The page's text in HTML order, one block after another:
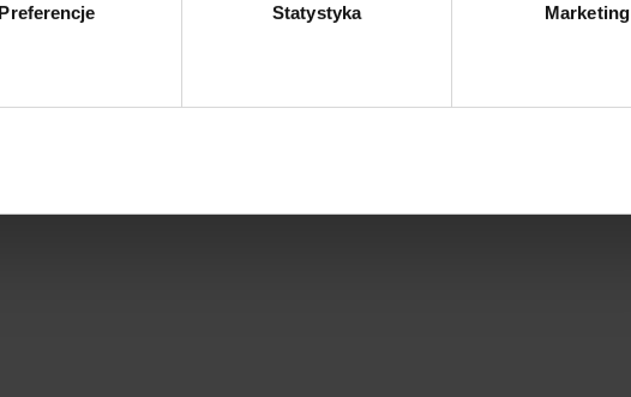
Preferencje Statystyka Marketing